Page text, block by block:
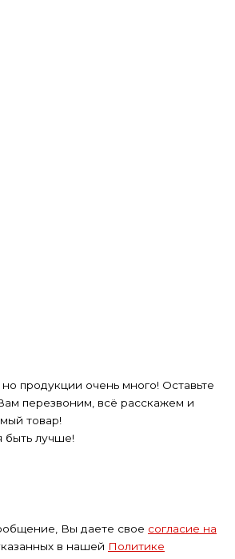
продукции очень много! Оставьте
перезвоним, всё расскажем и
товар!
быть лучше!
Вы даете свое согласие на
в нашей Политике